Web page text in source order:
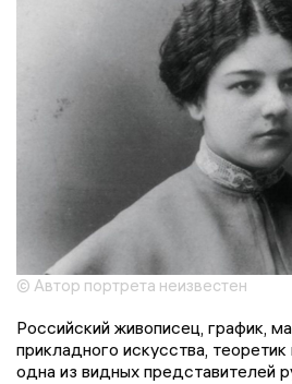
© Автор портрета неизвестен
Российский живописец, график,
прикладного искусства,
одна из видных представителей